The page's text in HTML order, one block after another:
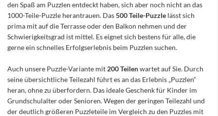
den Spaß am Puzzlen entdeckt haben, sich aber noch nicht an das
1000-Teile-Puzzle herantrauen. Das500 Teile-Puzzle lässt sich
prima mit auf die Terrasse oder den Balkon nehmen und der
Schwierigkeitsgrad ist mittel. Es eignet sich bestens für alle, die
gerne ein schnelles Erfolgserlebnis beim Puzzlen suchen.
Auch unsere Puzzle-Variante mit 200 Teilenwartet auf Sie. Durch
seine übersichtliche Teilezahl führt es an das Erlebnis „Puzzlen“
heran, ohne zu überfordern. Das ideale Geschenk für Kinder im
Grundschulalter oder Senioren. Wegen der geringen Teilezahl und
der deutlich größeren Puzzleteile im Vergleich zu den Puzzles mit